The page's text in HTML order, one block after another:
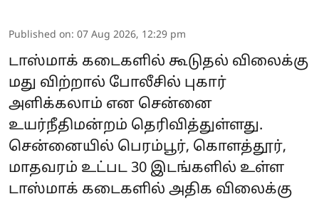
Published on: 07 Aug 2026, 12:29 pm
டாஸ்மாக் கடைகளில் கூடுதல் விலைக்கு
மது விற்றால் போலீசில் புகார்
அளிக்கலாம் என சென்னை
உயர்நீதிமன்றம் தெரிவித்துள்ளது.
சென்னையில் பெரம்பூர், கொளத்தூர்,
மாதவரம் உட்பட 30 இடங்களில் உள்ள
டாஸ்மாக் கடைகளில் அதிக விலைக்கு